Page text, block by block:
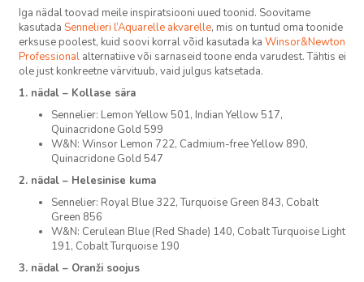
Iga nädal toovad meile inspiratsiooni uued toonid. Soovitame
kasutada Sennelieri l’Aquarelle akvarelle, mis on tuntud oma toonide
erksuse poolest, kuid soovi korral võid kasutada ka Winsor&Newton
Professionalalternatiive või sarnaseid toone enda varudest. Tähtis ei
ole just konkreetne värvituub, vaid julgus katsetada.
1. nädal – Kollase sära
Sennelier: Lemon Yellow 501, Indian Yellow 517,
Quinacridone Gold 599
W&N: Winsor Lemon 722, Cadmium-free Yellow 890,
Quinacridone Gold 547
2. nädal – Helesinise kuma
Sennelier: Royal Blue 322, Turquoise Green 843, Cobalt
Green 856
W&N: Cerulean Blue (Red Shade) 140, Cobalt Turquoise Light
191, Cobalt Turquoise 190
3. nädal – Oranži soojus